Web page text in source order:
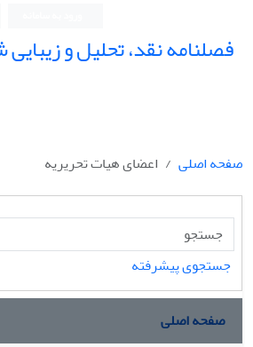
فصلنامه نقد، تحلیل و
صفحه اصلی اعضای هیات تحریریه
جستجوی پیشرفته
صفحه اصلی